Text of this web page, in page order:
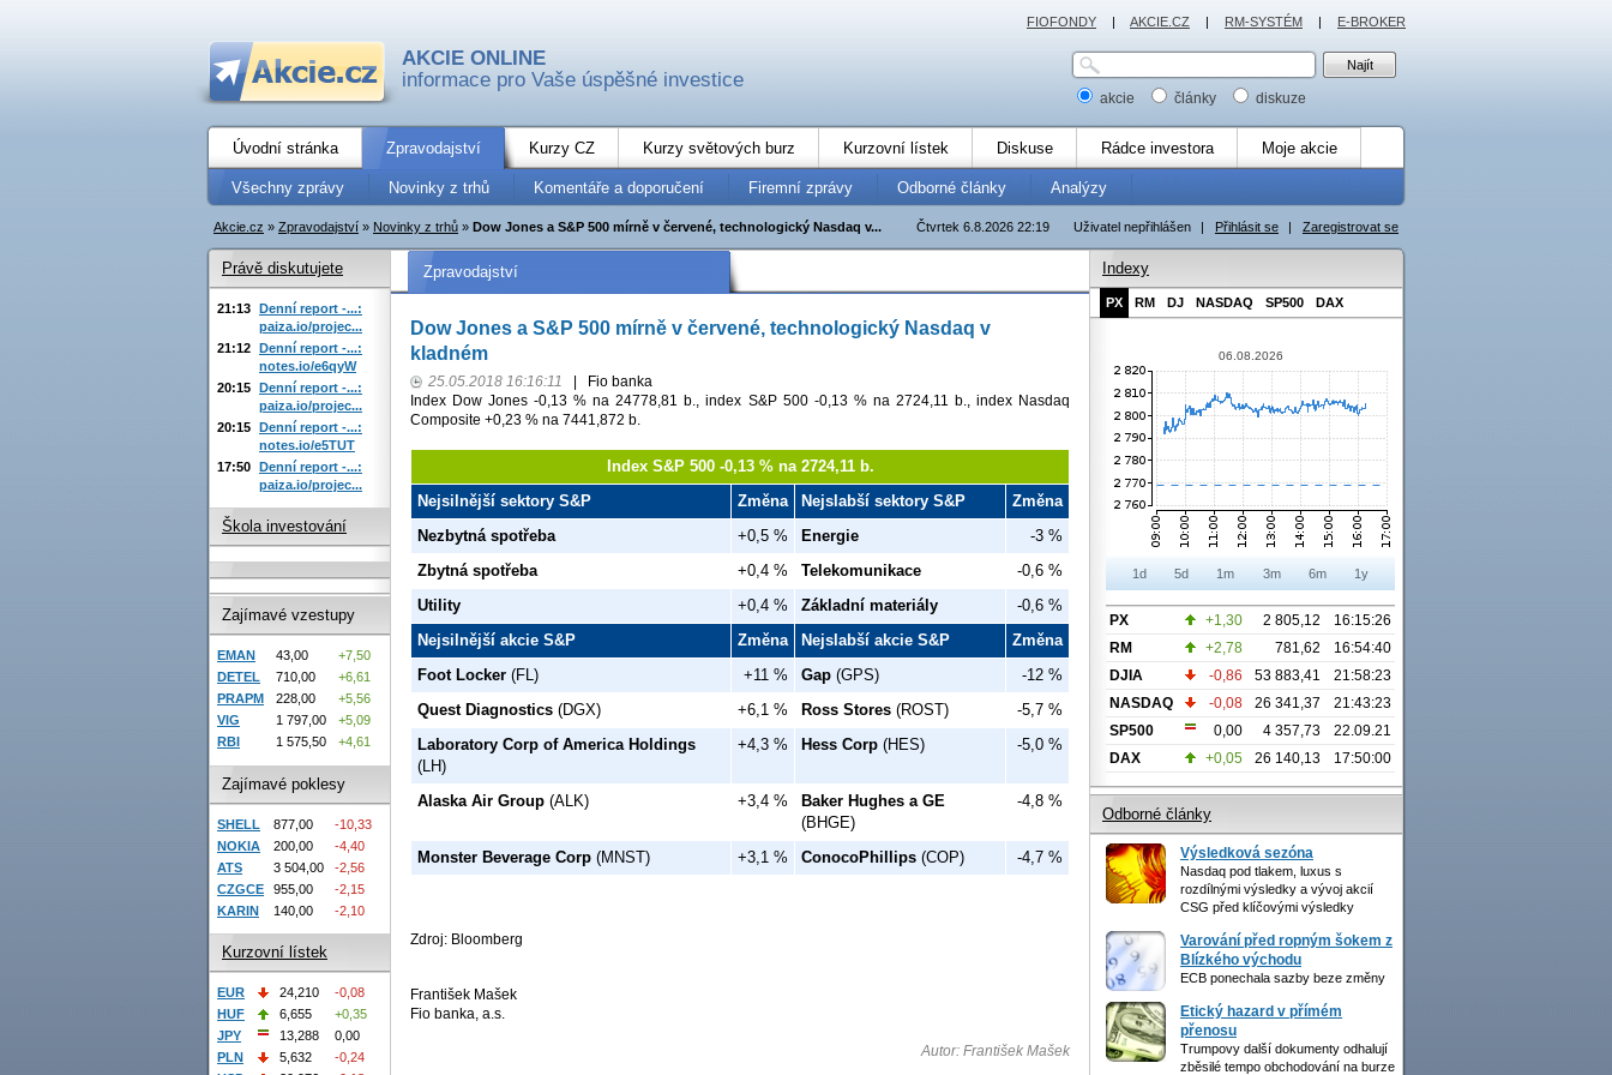
AKCIE ONLINE
informace pro Vaše úspěšné investice
akcie články diskuze
Úvodní stránka Zpravodajství Kurzy CZ Kurzy světových burz Kurzovní lístek Diskuse Rádce investora Moje akcie
Všechny zprávy Novinky z trhů Komentáře a doporučení Firemní zprávy Odborné články Analýzy
Uživatel nepřihlášen | Přihlásit se | Zaregistrovat se
Čtvrtek 6.8.2026 22:19
Akcie.cz » Zpravodajství » Novinky z trhů » Dow Jones a S&P 500 mírně v červené, technologický Nasdaq v...
Zpravodajství
Dow Jones a S&P 500 mírně v červené, technologický Nasdaq v
kladném
25.05.2018 16:16:11
Fio banka
Index Dow Jones -0,13 % na 24778,81 b., index S&P 500 -0,13 % na 2724,11 b., index Nasdaq
Composite +0,23 % na 7441,872 b.
Index S&P 500 -0,13 % na 2724,11 b.
Nejsilnější sektory S&P
Změna Nejslabší sektory S&P
Změna
Nezbytná spotřeba
+0,5 % Energie
-3 %
Zbytná spotřeba
+0,4 % Telekomunikace
-0,6 %
Utility
+0,4 % Základní materiály
-0,6 %
Nejsilnější akcie S&P
Změna Nejslabší akcie S&P
Změna
Foot Locker (FL) +11 % Gap (GPS)
-12 %
Quest Diagnostics (DGX) +6,1 % Ross Stores (ROST)
-5,7 %
Laboratory Corp of America Holdings
(LH)
+4,3 % Hess Corp (HES) -5,0 %
Alaska Air Group (ALK) +3,4 %
Baker Hughes a GE
(BHGE)
-4,8 %
Monster Beverage Corp (MNST) +3,1 % ConocoPhillips (COP) -4,7 %
Zdroj: Bloomberg
František Mašek
Fio banka, a.s.
Autor: František Mašek
Právě diskutujete
21:13 Denní report -...:
paiza.io/projec...
21:12 Denní report -...:
notes.io/e6qyW
20:15 Denní report -...:
paiza.io/projec...
20:15 Denní report -...:
notes.io/e5TUT
17:50 Denní report -...:
paiza.io/projec...
Škola investování
Zajímavé vzestupy
EMAN 43,00
+7,50
DETEL
710,00
+6,61
PRAPM
228,00
+5,56
VIG
1 797,00
+5,09
RBI
1 575,50 +4,61
Zajímavé poklesy
SHELL 877,00
-10,33
NOKIA
200,00
-4,40
ATS
3 504,00
-2,56
CZGCE
955,00
-2,15
KARIN
140,00 -2,10
Kurzovní lístek
EUR 24,210
-0,08
HUF
6,655
+0,35
JPY
13,288
0,00
PLN
5,632
-0,24
Indexy
PX RM DJ NASDAQ SP500 DAX
06.08.2026
1d 5d 1m 3m 6m 1y
PX +1,30 2 805,12
16:15:26
RM
+2,78 781,62
16:54:40
DJIA
-0,86 53 883,41
21:58:23
NASDAQ
-0,08 26 341,37
21:43:23
SP500
0,00 4 357,73
22.09.21
DAX
+0,05 26 140,13 17:50:00
Odborné články
Výsledková sezóna
Nasdaq pod tlakem, luxus s
rozdílnými výsledky a vývoj akcií
CSG před klíčovými výsledky
Varování před ropným šokem z
Blízkého východu
ECB ponechala sazby beze změny
Etický hazard v přímém
přenosu
Trumpovy další dokumenty odhalují
zběsilé tempo obchodování na burze
FIOFONDY | AKCIE.CZ | RM-SYSTÉM | E-BROKER